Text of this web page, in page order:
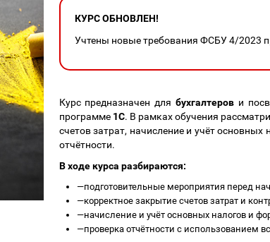
КУРС ОБНОВЛЕН!
Учтены новые требования ФСБУ 4/2023
Курс предназначен длябухгалтеров и
программе 1С. В рамках обучения
счетов затрат, начисление и учёт
отчётности.
В ходе курса разбираются:
—подготовительные мероприятия перед
—корректное закрытие счетов затрат и
—начисление и учёт основных налогов и
—проверка отчётности с использованием